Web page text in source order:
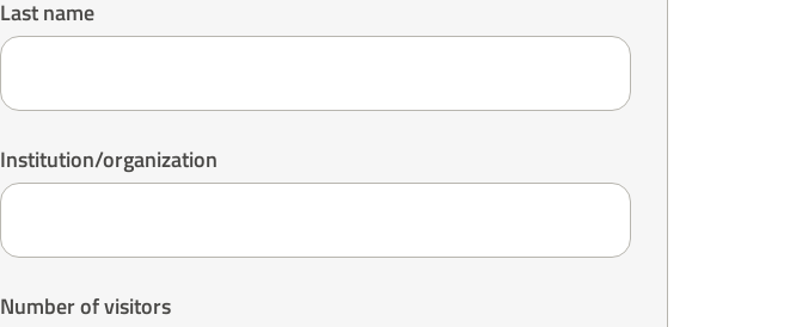
Last name
Institution/organization
Number of visitors